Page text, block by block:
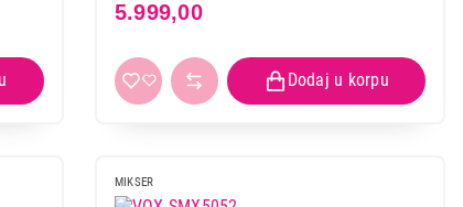
5.999,00
MIKSER